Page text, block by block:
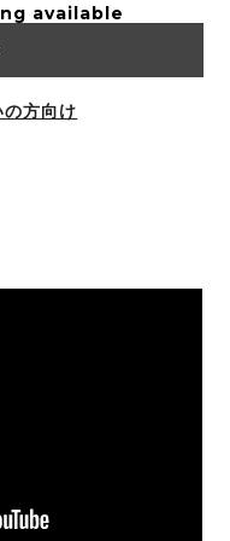
available
の方向け